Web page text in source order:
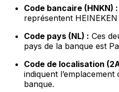
Code bancaire (HNKN) :
représentent
Code pays (NL) : Ces
pays de la banque est
Code de localisation
indiquent l’emplacement
banque.